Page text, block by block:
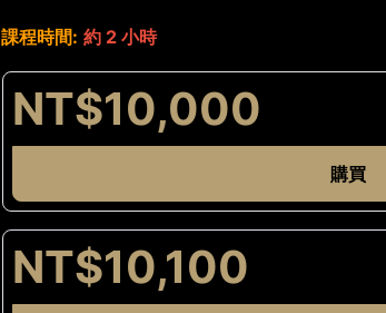
課程時間: 約 2 小時
NT$10,000
購買
NT$10,100